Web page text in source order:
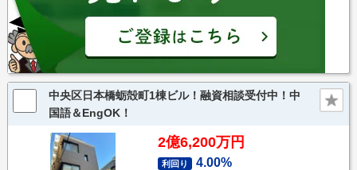
中央区日本橋蛎殻町1棟ビル！融資相談受付中！中
国語＆EngOK！
2億6,200万円
利回り 4.00%